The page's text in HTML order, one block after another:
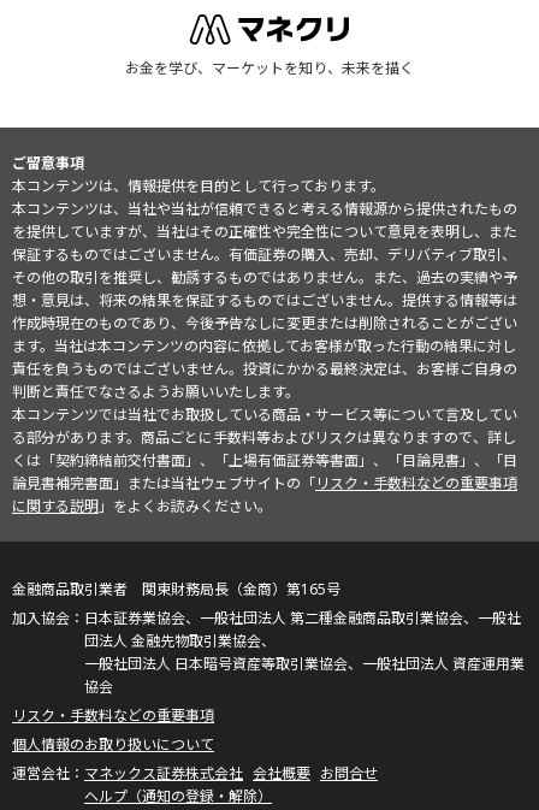
お金を学び、マーケットを知り、未来を描く
ご留意事項
本コンテンツは、情報提供を目的として行っております。
本コンテンツは、当社や当社が信頼できると考える情報源から提供されたもの
を提供していますが、当社はその正確性や完全性について意見を表明し、また
保証するものではございません。有価証券の購入、売却、デリバティブ取引、
その他の取引を推奨し、勧誘するものではありません。また、過去の実績や予
想・意見は、将来の結果を保証するものではございません。提供する情報等は
作成時現在のものであり、今後予告なしに変更または削除されることがござい
ます。当社は本コンテンツの内容に依拠してお客様が取った行動の結果に対し
責任を負うものではございません。投資にかかる最終決定は、お客様ご自身の
判断と責任でなさるようお願いいたします。
本コンテンツでは当社でお取扱している商品・サービス等について言及してい
る部分があります。商品ごとに手数料等およびリスクは異なりますので、詳し
くは「契約締結前交付書面」、「上場有価証券等書面」、「目論見書」、「目
論見書補完書面」または当社ウェブサイトの「リスク・手数料などの重要事項
に関する説明」をよくお読みください。
金融商品取引業者 関東財務局長（金商）第165号
日本証券業協会、一般社団法人 第二種金融商品取引業協会、一般社
団法人 金融先物取引業協会、
一般社団法人 日本暗号資産等取引業協会、一般社団法人 資産運用業
協会
リスク・手数料などの重要事項
個人情報のお取り扱いについて
マネックス証券株式会社 会社概要 お問合せ
ヘルプ（通知の登録・解除）